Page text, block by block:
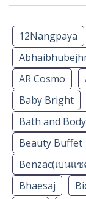
12Nangpaya
AR Cosmo
Baby Bright
Bath and
Beauty Buffet
Benzac(เบนเเ
Bhaesaj